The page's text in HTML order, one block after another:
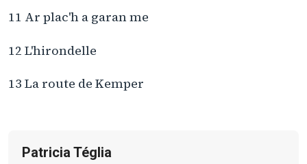
11 Ar plac'h a garan me
12 L'hirondelle
13 La route de Kemper
Patricia Téglia